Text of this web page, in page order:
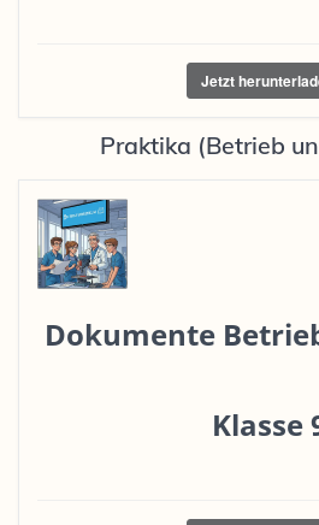
Jetzt
Praktika (Betrieb
Dokumente
Klasse